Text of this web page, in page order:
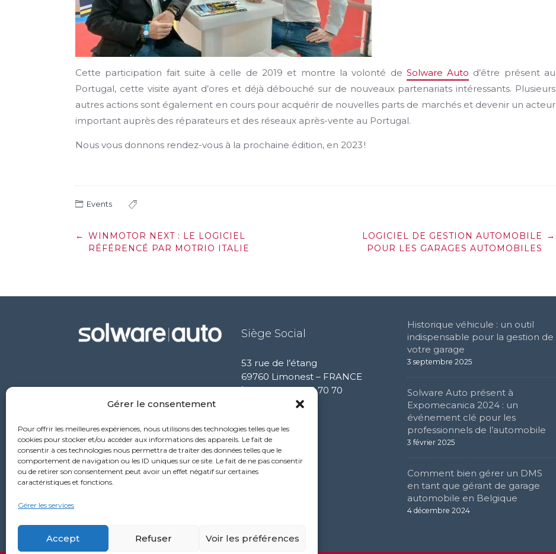
Gérer le consentement
Pour offrir les meilleures expériences, nous utilisons des technologies telles que les
cookies pour stocker et/ou accéder aux informations des appareils. Le fait de
consentir à ces technologies nous permettra de traiter des données telles que le
comportement de navigation ou les ID uniques sur ce site. Le fait de ne pas consentir
ou de retirer son consentement peut avoir un effet négatif sur certaines
caractéristiques et fonctions.
Gérer les services
Accept Refuser Voir les préférences
Cette participation fait suite à celle de 2019 et montre la volonté de Solware Auto d’être présent au
Portugal, cette visite ayant d’ores et déjà débouché sur de nouveaux partenariats intéressants. Plusieurs
autres actions sont également en cours pour acquérir de nouvelles parts de marchés et devenir un acteur
important auprès des réparateurs et des réseaux après-vente au Portugal.
Nous vous donnons rendez-vous à la prochaine édition, en 2023 !
Events
Post
navigation
← WINMOTOR NEXT : LE LOGICIEL
RÉFÉRENCÉ PAR MOTRIO ITALIE
LOGICIEL DE GESTION AUTOMOBILE
POUR LES GARAGES AUTOMOBILES
→
Siège Social
53 rue de l’étang
69760 Limonest – FRANCE
+33 (0) 4 72 52 70 70
Historique véhicule : un outil
indispensable pour la gestion de
votre garage
3 septembre 2025
Solware Auto présent à
Expomecanica 2024 : un
événement clé pour les
professionnels de l’automobile
3 février 2025
Comment bien gérer un DMS
en tant que gérant de garage
automobile en Belgique
4 décembre 2024